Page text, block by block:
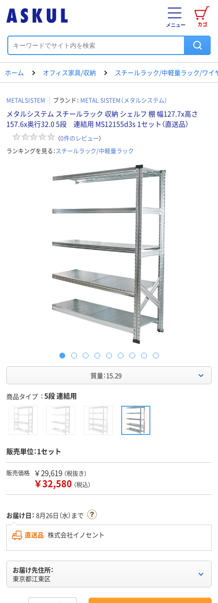
カゴ
メニュー
ホーム オフィス家具/収納 スチールラック/中軽量ラック/ワイ
METALSISTEM ブランド： METAL SISTEM（メタルシステム）
メタルシステム スチールラック 収納 シェルフ 棚 幅127.7x高さ
157.6x奥行32.0 5段 連結用 MS12155d3s 1セット（直送品）
（0件のレビュー）
ランキングを見る：スチールラック/中軽量ラック
質量：15.29
商品タイプ 5段 連結用
販売単位：1セット
販売価格 ￥29,619 （税抜き）
￥32,580 （税込）
お届け日： 8月26日（水）まで
直送品 株式会社イノセント
お届け先住所：
東京都江東区